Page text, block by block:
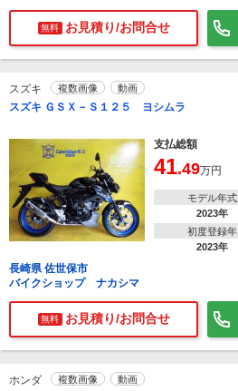
無料 お見積り/お問合せ
スズキ 複数画像 動画
スズキ ＧＳＸ－Ｓ１２５ ヨシムラ
支払総額
41.49万円
モデル年式
2023年
初度登録年
2023年
長崎県 佐世保市
バイクショップ ナカシマ
無料 お見積り/お問合せ
ホンダ 複数画像 動画